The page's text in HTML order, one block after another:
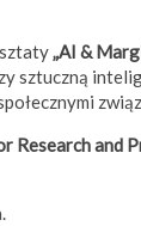
„AI &
sztuczną
Research and